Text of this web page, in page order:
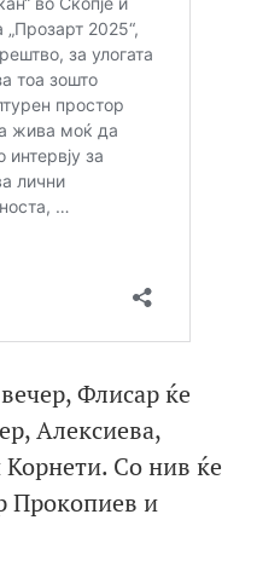
Флисар ќе
Алексиева,
Со нив ќе
Прокопиев и